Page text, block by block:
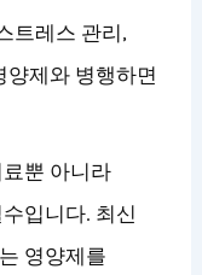
트레스 관리,
양제와 병행하면
뿐 아니라
입니다. 최신
영양제를